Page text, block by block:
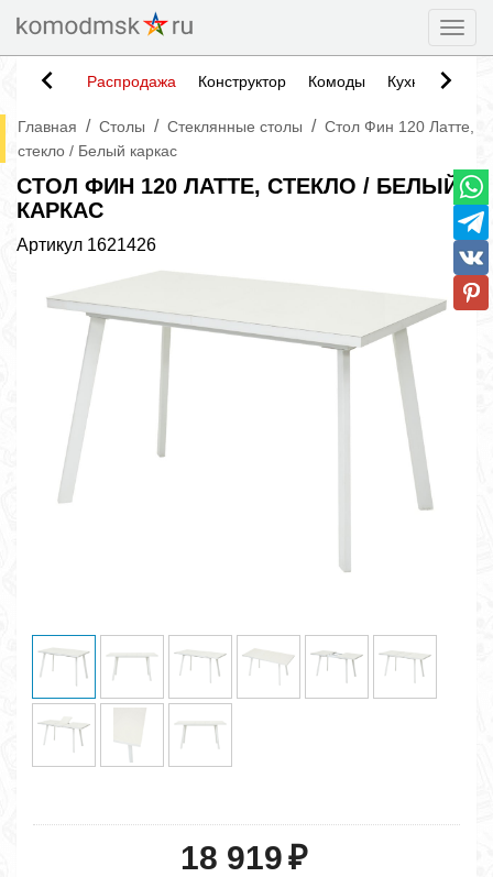
Распродажа Конструктор Комоды Кухни
Главная / Столы / Стеклянные столы / Стол Фин 120 Латте,
стекло / Белый каркас
СТОЛ ФИН 120 ЛАТТЕ, СТЕКЛО / БЕЛЫЙ
КАРКАС
Артикул 1621426
18 919₽